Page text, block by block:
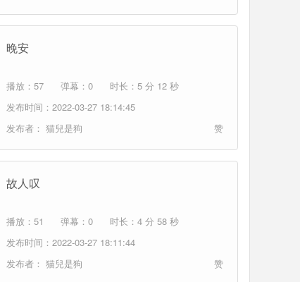
晚安
播放：57 弹幕：0
时长：5 分 12 秒
发布时间：2022-03-27 18:14:45
发布者： 猫兒是狗 赞
故人叹
播放：51 弹幕：0
时长：4 分 58 秒
发布时间：2022-03-27 18:11:44
发布者： 猫兒是狗 赞